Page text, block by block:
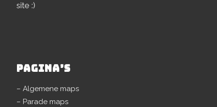
site :)
PAGINA’S
– Algemene maps
– Parade maps